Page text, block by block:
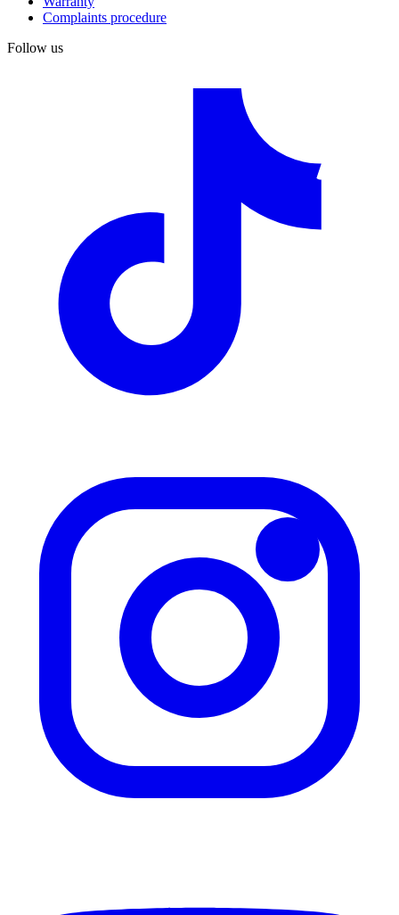
Complaints procedure
Follow us